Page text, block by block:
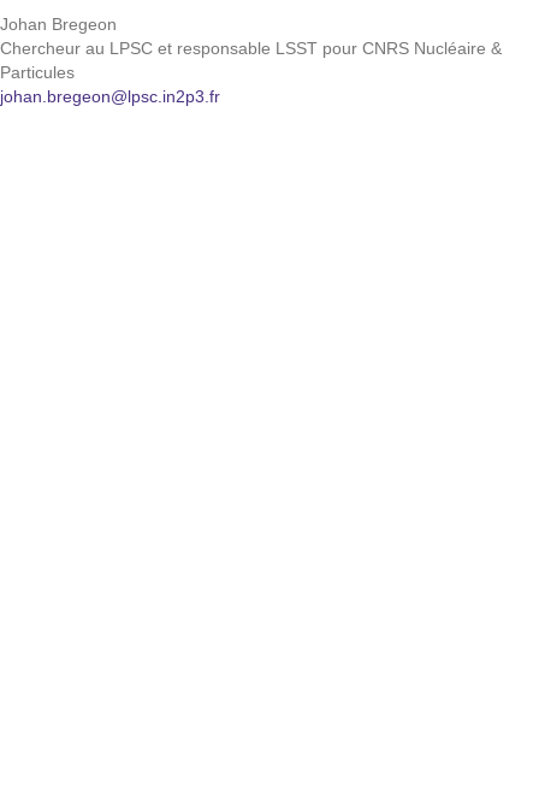
Johan Bregeon
Chercheur au LPSC et responsable LSST pour CNRS Nucléaire &
Particules
johan.bregeon@lpsc.in2p3.fr